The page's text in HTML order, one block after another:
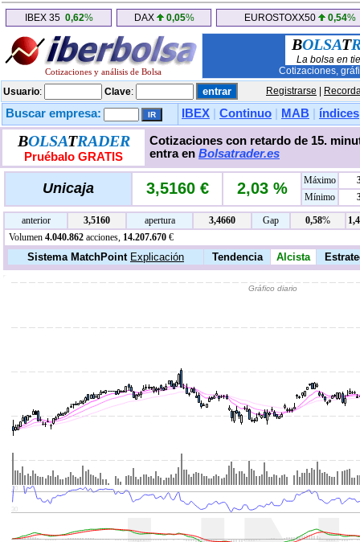
IBEX 35 0,62% DAX 0,05% EUROSTOXX50 0,54%
Cotizaciones y análisis de Bolsa
BOLSAT
La bolsa en
Cotizaciones,
Usuario: Clave: Registrarse
Buscar empresa: IBEX Continuo MAB índices
BOLSATRADER
Pruébalo GRATIS
Cotizaciones con retardo de 15.
entra en Bolsatrader.es
Unicaja 3,5160 € 2,03 % Máximo
Mínimo
anterior 3,5160 apertura 3,4660 Gap 0,58%
Volumen 4.040.862 acciones, 14.207.670 €